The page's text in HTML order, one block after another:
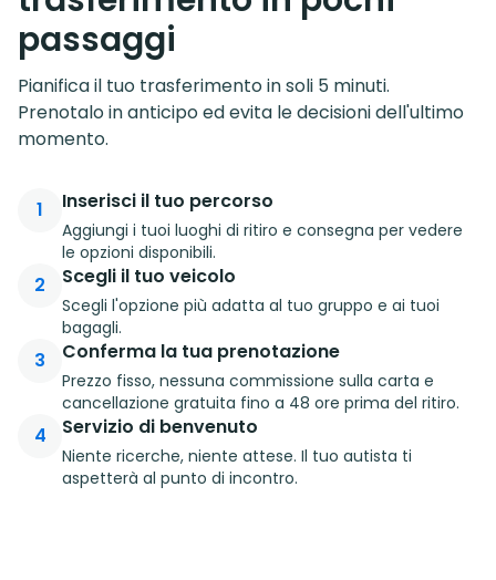
passaggi
Pianifica il tuo trasferimento in soli 5 minuti.
Prenotalo in anticipo ed evita le decisioni dell'ultimo
momento.
1 Inserisci il tuo percorso
Aggiungi i tuoi luoghi di ritiro e consegna per vedere
le opzioni disponibili.
2 Scegli il tuo veicolo
Scegli l'opzione più adatta al tuo gruppo e ai tuoi
bagagli.
3 Conferma la tua prenotazione
Prezzo fisso, nessuna commissione sulla carta e
cancellazione gratuita fino a 48 ore prima del ritiro.
4 Servizio di benvenuto
Niente ricerche, niente attese. Il tuo autista ti
aspetterà al punto di incontro.